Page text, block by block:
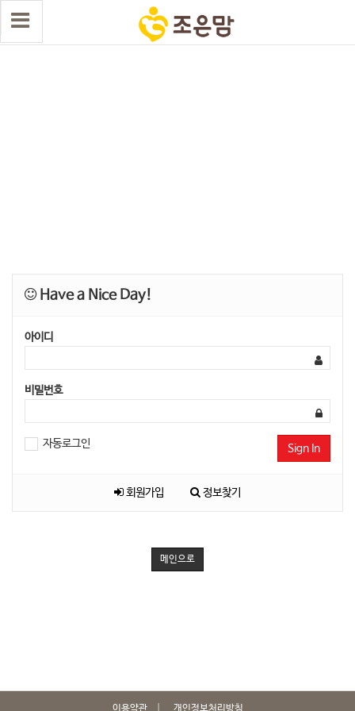
Have a Nice Day!
아이디
비밀번호
자동로그인 Sign In
회원가입 정보찾기
메인으로
이용약관 개인정보처리방침